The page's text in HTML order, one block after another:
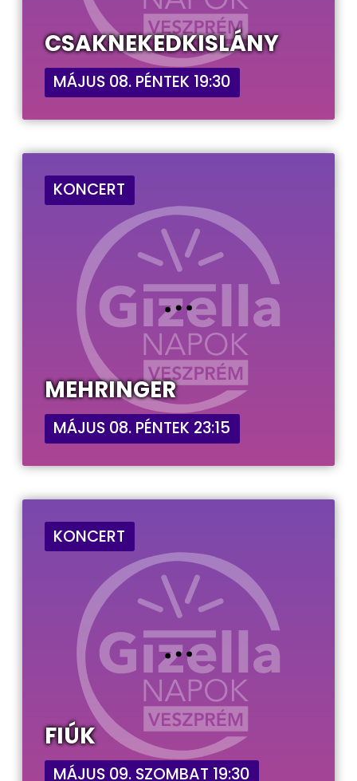
CSAKNEKEDKISLÁNY
MÁJUS 08. PÉNTEK 19:30
KONCERT
MEHRINGER
MÁJUS 08. PÉNTEK 23:15
KONCERT
FIÚK
MÁJUS 09. SZOMBAT 19:30